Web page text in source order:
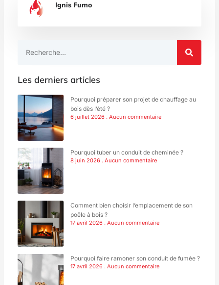
Ignis Fumo
Les derniers articles
Pourquoi préparer son projet de chauffage au
bois dès l’été ?
6 juillet 2026 Aucun commentaire
Pourquoi tuber un conduit de cheminée ?
8 juin 2026 Aucun commentaire
Comment bien choisir l’emplacement de son
poêle à bois ?
17 avril 2026 Aucun commentaire
Pourquoi faire ramoner son conduit de fumée ?
17 avril 2026 Aucun commentaire